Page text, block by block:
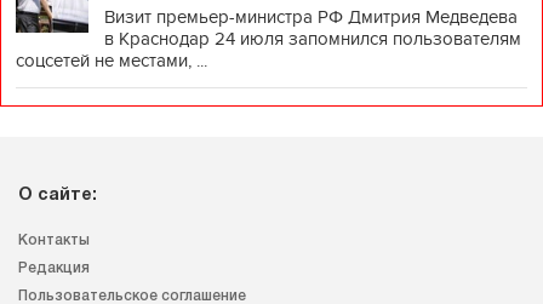
Визит премьер-министра РФ Дмитрия Медведева
в Краснодар 24 июля запомнился пользователям
соцсетей не местами, ...
О сайте:
Контакты
Редакция
Пользовательское соглашение